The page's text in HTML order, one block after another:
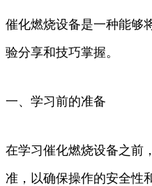
催化燃烧设备是一种能够
验分享和技巧掌握。
一、学习前的准备
在学习催化燃烧设备之前
准，以确保操作的安全性